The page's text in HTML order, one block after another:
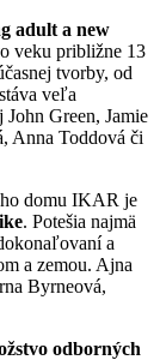
adult a new
veku približne 13
tvorby, od
veľa
Green, Jamie
Anna Toddová či
domu IKAR je
. Potešia najmä
a
a zemou. Ajna
Byrneová,
odborných